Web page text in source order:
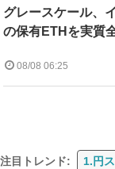
グレースケール、
の保有ETHを実質
08/08 06:25
注目トレンド: 1.円